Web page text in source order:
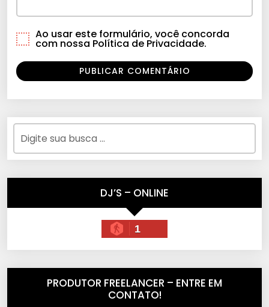
Ao usar este formulário, você concorda
com nossa Política de Privacidade.
DJ’S – ONLINE
1
PRODUTOR FREELANCER – ENTRE EM
CONTATO!